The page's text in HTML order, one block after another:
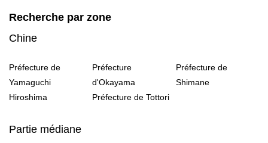
Recherche par zone
Chine
Préfecture de
Yamaguchi
Préfecture
d'Okayama
Préfecture de
Shimane
Hiroshima
Préfecture de Tottori
Partie médiane